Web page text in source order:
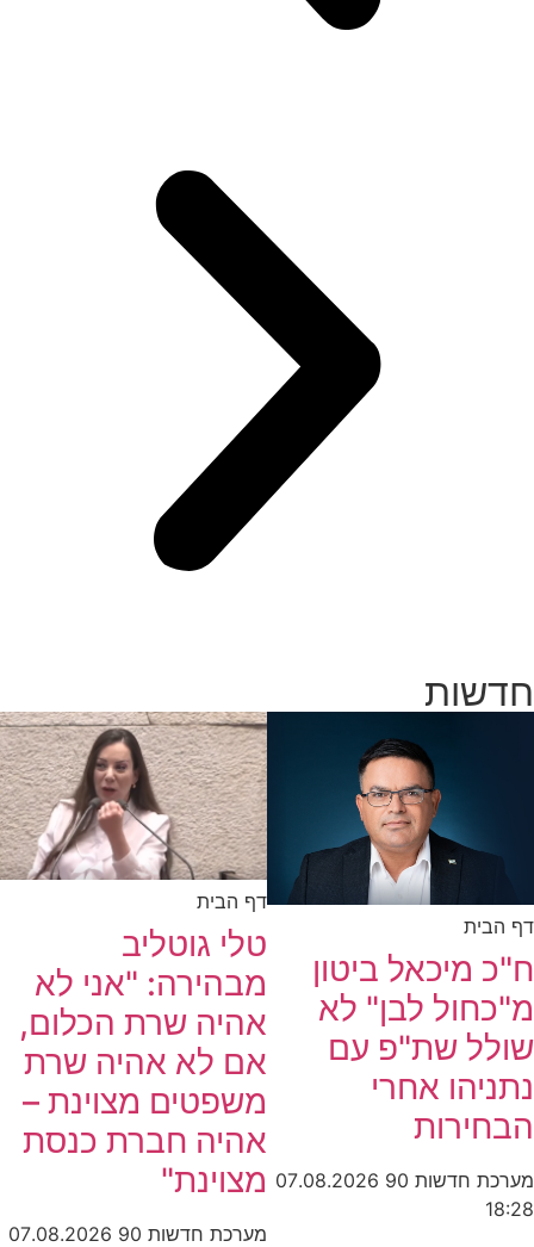
חדשות
דף הבית
ח"כ מיכאל ביטון
מ"כחול לבן" לא
שולל שת"פ עם
נתניהו אחרי
הבחירות
מערכת חדשות 90
07.08.2026
18:28
דף הבית
טלי גוטליב
מבהירה: "אני לא
אהיה שרת הכלום,
אם לא אהיה שרת
משפטים מצוינת –
אהיה חברת כנסת
מצוינת"
מערכת חדשות 90
07.08.2026